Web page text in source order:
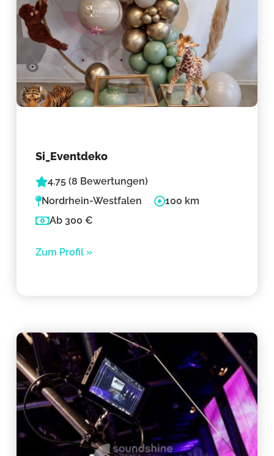
Si_Eventdeko
4.75 (8 Bewertungen)
Nordrhein-Westfalen
100 km
Ab 300 €
Zum Profil »